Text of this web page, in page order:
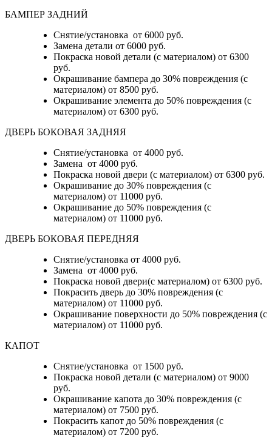
БАМПЕР ЗАДНИЙ
Снятие/установка от 6000 руб.
Замена детали от 6000 руб.
Покраска новой детали (с материалом) от 6300
руб.
Окрашивание бампера до 30% повреждения (с
материалом) от 8500 руб.
Окрашивание элемента до 50% повреждения (с
материалом) от 6300 руб.
ДВЕРЬ БОКОВАЯ ЗАДНЯЯ
Снятие/установка от 4000 руб.
Замена от 4000 руб.
Покраска новой двери (с материалом) от 6300 руб.
Окрашивание до 30% повреждения (с
материалом) от 11000 руб.
Окрашивание до 50% повреждения (с
материалом) от 11000 руб.
ДВЕРЬ БОКОВАЯ ПЕРЕДНЯЯ
Снятие/установка от 4000 руб.
Замена от 4000 руб.
Покраска новой двери(с материалом) от 6300 руб.
Покрасить дверь до 30% повреждения (с
материалом) от 11000 руб.
Окрашивание поверхности до 50% повреждения (с
материалом) от 11000 руб.
КАПОТ
Снятие/установка от 1500 руб.
Покраска новой детали (с материалом) от 9000
руб.
Окрашивание капота до 30% повреждения (с
материалом) от 7500 руб.
Покрасить капот до 50% повреждения (с
материалом) от 7200 руб.